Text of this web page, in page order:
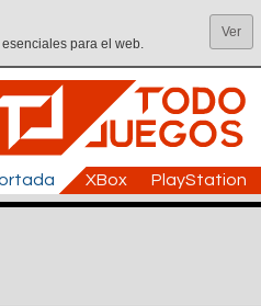
para el web.
Ver
XBox PlayStation